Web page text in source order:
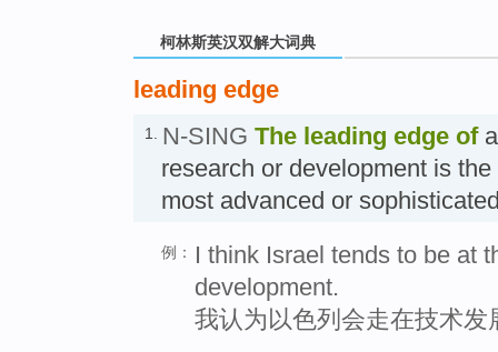
柯林斯英汉双解大词典
leading edge
1. N-SING The leading edge ofa
research or development is
most advanced or
例：
I think Israel tends to be at
development.
我认为以色列会走在技术发